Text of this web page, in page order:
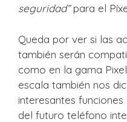
seguridad”para el
Queda por ver si las
también serán
como en la gama
escala también nos
interesantes
del futuro teléfono